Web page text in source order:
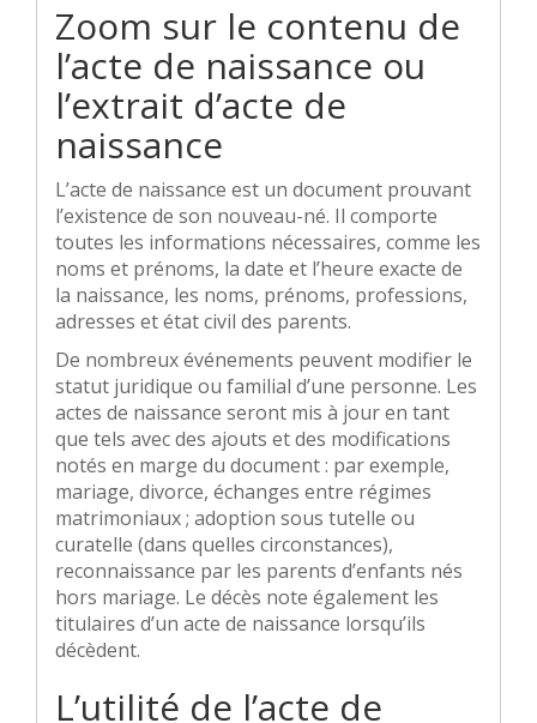
Zoom sur le contenu de
l’acte de naissance ou
l’extrait d’acte de
naissance
L’acte de naissance est un document prouvant
l’existence de son nouveau-né. Il comporte
toutes les informations nécessaires, comme les
noms et prénoms, la date et l’heure exacte de
la naissance, les noms, prénoms, professions,
adresses et état civil des parents.
De nombreux événements peuvent modifier le
statut juridique ou familial d’une personne. Les
actes de naissance seront mis à jour en tant
que tels avec des ajouts et des modifications
notés en marge du document : par exemple,
mariage, divorce, échanges entre régimes
matrimoniaux ; adoption sous tutelle ou
curatelle (dans quelles circonstances),
reconnaissance par les parents d’enfants nés
hors mariage. Le décès note également les
titulaires d’un acte de naissance lorsqu’ils
décèdent.
L’utilité de l’acte de